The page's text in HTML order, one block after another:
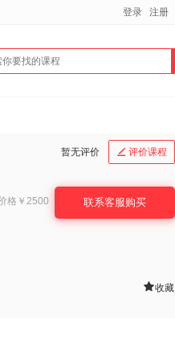
暂无评价  评价课程
格 ￥2500 联系客服购买
收藏
登录 注册